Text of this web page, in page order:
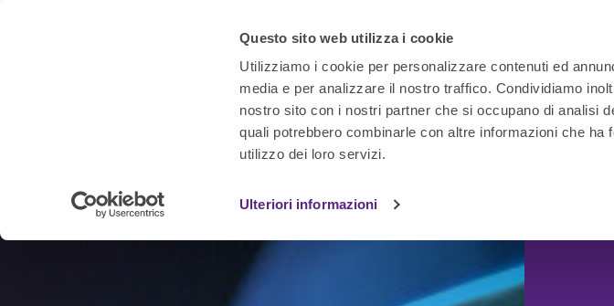
Questo sito web utilizza i cookie
Utilizziamo i cookie per personalizzare contenuti ed
media e per analizzare il nostro traffico. Condividiamo
nostro sito con i nostri partner che si occupano di analisi
quali potrebbero combinarle con altre informazioni che ha
utilizzo dei loro servizi.
Ulteriori informazioni